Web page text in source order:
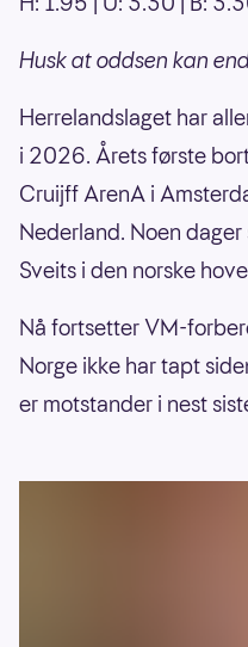
Husk at oddsen kan
Herrelandslaget har
i 2026. Årets første
Cruijff ArenA i
Nederland. Noen
Sveits i den norske
Nå fortsetter VM-
Norge ikke har tapt
er motstander i nest